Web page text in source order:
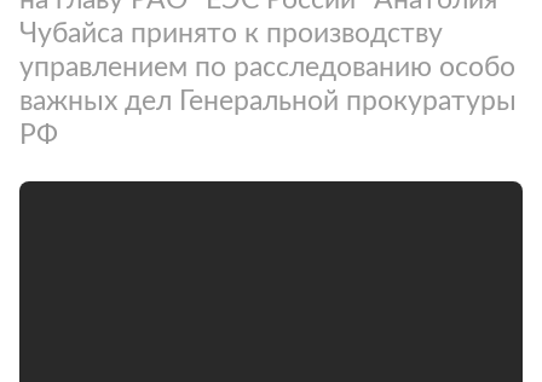
Чубайса принято к производству
управлением по расследованию особо
важных дел Генеральной прокуратуры
РФ